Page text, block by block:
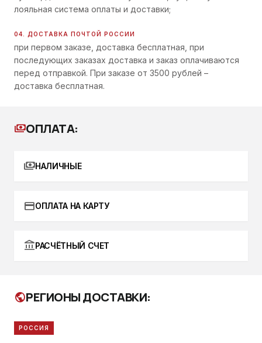
лояльная система оплаты и доставки;
04. ДОСТАВКА ПОЧТОЙ РОССИИ
при первом заказе, доставка бесплатная, при
последующих заказах доставка и заказ оплачиваются
перед отправкой. При заказе от 3500 рублей –
доставка бесплатная.
paymentsОПЛАТА:
paymentsНАЛИЧНЫЕ
credit_cardОПЛАТА НА КАРТУ
account_balanceРАСЧЁТНЫЙ СЧЕТ
publicРЕГИОНЫ ДОСТАВКИ:
РОССИЯ